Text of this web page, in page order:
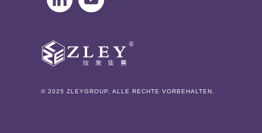
© 2025 ZLEYGROUP, ALLE RECHTE VORBEHALTEN.